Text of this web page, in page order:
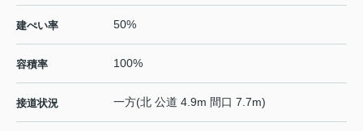
建ぺい率 50%
容積率 100%
接道状況 一方(北 公道 4.9m 間口 7.7m)